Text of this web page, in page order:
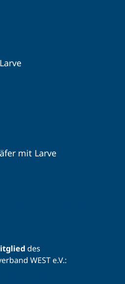
mit Larve
des
WEST e.V.: